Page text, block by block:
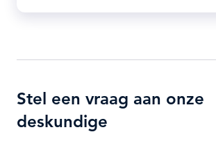
Stel een vraag aan onze
deskundige